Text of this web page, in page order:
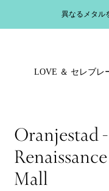
異なるメタル
LOVE ＆ セレブレ
Oranjestad -
Renaissance
Mall